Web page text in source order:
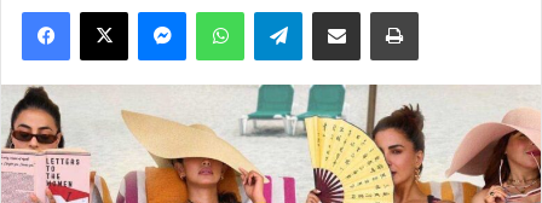
Facebook
X MessengerWhatsAppTelegramShare via Email Print